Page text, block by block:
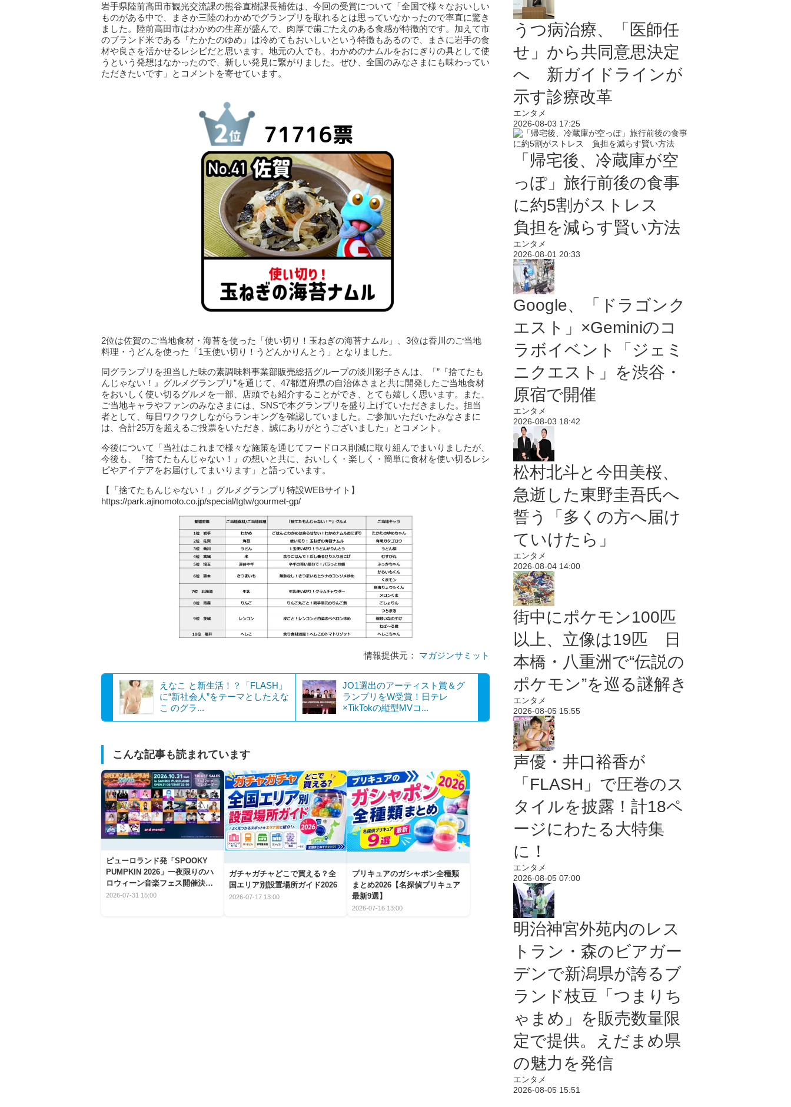
岩手県陸前高田市観光交流課の熊谷直樹課長補佐は、今回の受賞について「全国で様々なおいしい
ものがある中で、まさか三陸のわかめでグランプリを取れるとは思っていなかったので率直に驚き
ました。陸前高田市はわかめの生産が盛んで、肉厚で歯ごたえのある食感が特徴的です。加えて市
のブランド米である『たかたのゆめ』は冷めてもおいしいという特徴もあるので、まさに岩手の食
材や良さを活かせるレシピだと思います。地元の人でも、わかめのナムルをおにぎりの具として使
うという発想はなかったので、新しい発見に繋がりました。ぜひ、全国のみなさまにも味わってい
ただきたいです」とコメントを寄せています。
2位は佐賀のご当地食材・海苔を使った「使い切り！玉ねぎの海苔ナムル」、3位は香川のご当地
料理・うどんを使った「1玉使い切り！うどんかりんとう」となりました。
同グランプリを担当した味の素調味料事業部販売総括グループの淡川彩子さんは、「”『捨てたも
んじゃない！』グルメグランプリ”を通じて、47都道府県の自治体さまと共に開発したご当地食材
をおいしく使い切るグルメを一部、店頭でも紹介することができ、とても嬉しく思います。また、
ご当地キャラやファンのみなさまには、SNSで本グランプリを盛り上げていただきました。担当
者として、毎日ワクワクしながらランキングを確認していました。ご参加いただいたみなさまに
は、合計25万を超えるご投票をいただき、誠にありがとうございました」とコメント。
今後について「当社はこれまで様々な施策を通じてフードロス削減に取り組んでまいりましたが、
今後も、『捨てたもんじゃない！』の想いと共に、おいしく・楽しく・簡単に食材を使い切るレシ
ピやアイデアをお届けしてまいります」と語っています。
【「捨てたもんじゃない！」グルメグランプリ特設WEBサイト】
https://park.ajinomoto.co.jp/special/tgtw/gourmet-gp/
情報提供元： マガジンサミット
えなこ と新生活！？「FLASH」
に“新社会人”をテーマとしたえな
こ のグラ...
JO1選出のアーティスト賞＆グ
ランプリをW受賞！日テレ
×TikTokの縦型MVコ...
こんな記事も読まれています
ピューロランド発「SPOOKY
PUMPKIN 2026」一夜限りのハ
ロウィーン音楽フェス開催決
定！
2026-07-31 15:00
ガチャガチャどこで買える？全
国エリア別設置場所ガイド2026
2026-07-17 13:00
プリキュアのガシャポン全種類
まとめ2026【名探偵プリキュア
最新9選】
2026-07-16 13:00
うつ病治療、「医師任
せ」から共同意思決定
へ 新ガイドラインが
示す診療改革
エンタメ
2026-08-03 17:25
「帰宅後、冷蔵庫が空
っぽ」旅行前後の食事
に約5割がストレス
負担を減らす賢い方法
エンタメ
2026-08-01 20:33
Google、「ドラゴンク
エスト」×Geminiのコ
ラボイベント「ジェミ
ニクエスト」を渋谷・
原宿で開催
エンタメ
2026-08-03 18:42
松村北斗と今田美桜、
急逝した東野圭吾氏へ
誓う「多くの方へ届け
ていけたら」
エンタメ
2026-08-04 14:00
街中にポケモン100匹
以上、立像は19匹 日
本橋・八重洲で“伝説の
ポケモン”を巡る謎解き
エンタメ
2026-08-05 15:55
声優・井口裕香が
「FLASH」で圧巻のス
タイルを披露！計18ペ
ージにわたる大特集
に！
エンタメ
2026-08-05 07:00
明治神宮外苑内のレス
トラン・森のビアガー
デンで新潟県が誇るブ
ランド枝豆「つまりち
ゃまめ」を販売数量限
定で提供。えだまめ県
の魅力を発信
エンタメ
2026-08-05 15:51